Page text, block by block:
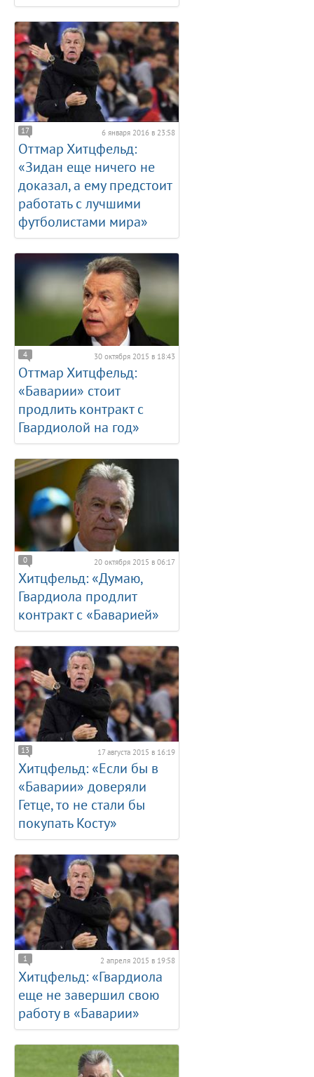
17 6 января 2016 в 23:58
Оттмар Хитцфельд:
«Зидан еще ничего не
доказал, а ему предстоит
работать с лучшими
футболистами мира»
4 30 октября 2015 в 18:43
Оттмар Хитцфельд:
«Баварии» стоит
продлить контракт с
Гвардиолой на год»
0 20 октября 2015 в 06:17
Хитцфельд: «Думаю,
Гвардиола продлит
контракт с «Баварией»
13 17 августа 2015 в 16:19
Хитцфельд: «Если бы в
«Баварии» доверяли
Гетце, то не стали бы
покупать Косту»
1 2 апреля 2015 в 19:58
Хитцфельд: «Гвардиола
еще не завершил свою
работу в «Баварии»